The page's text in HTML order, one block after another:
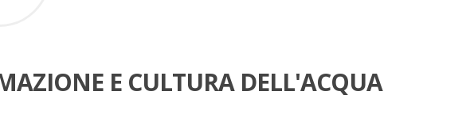
E CULTURA DELL'ACQUA